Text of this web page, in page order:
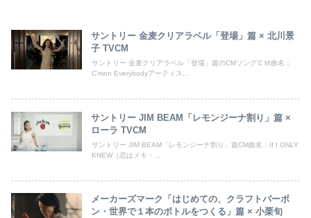
サントリー 金麦クリアラベル「登場」篇 × 北川景
子 TVCM
サントリー 金麦クリアラベル「登場」篇のCMソングＣＭ曲名：
C’mon Everybodyアーティス...
サントリー JIM BEAM「レモンジーナ割り」篇 ×
ローラ TVCM
サントリー JIM BEAM「レモンジーナ割り」篇CM曲名：If I ONLY
KNEW（恋はメキ・...
メーカーズマーク「はじめての、クラフトバーボ
ン・世界で１本のボトルをつくる」篇 × 小栗旬